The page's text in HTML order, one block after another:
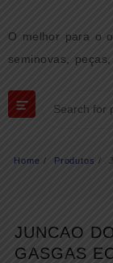
content
O melhor para o
seminovas,
Home Produtos
JUNCAO
GASGAS